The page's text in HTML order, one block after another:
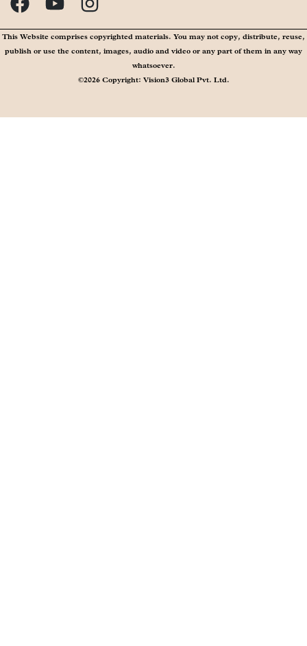
This Website comprises copyrighted materials. You may not copy, distribute, reuse,
publish or use the content, images, audio and video or any part of them in any way
whatsoever.
©2026 Copyright: Vision3 Global Pvt. Ltd.